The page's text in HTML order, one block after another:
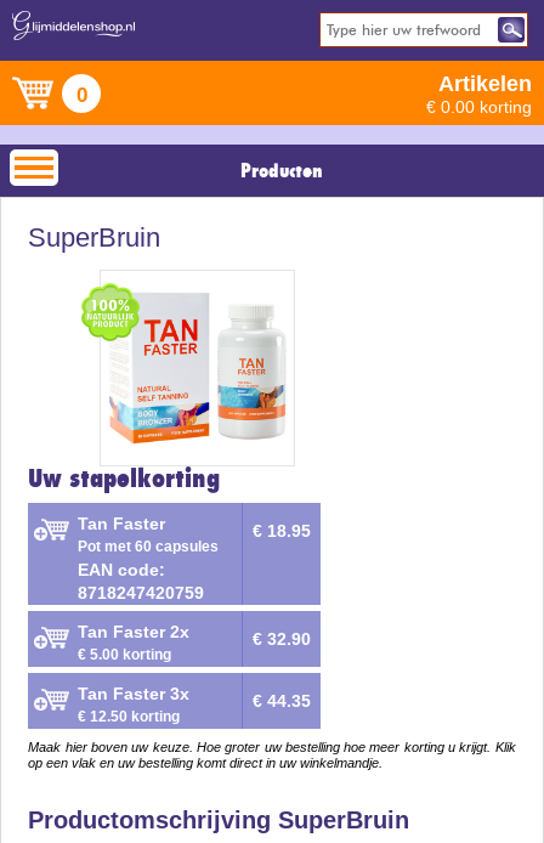
0 Artikelen
€ 0.00 korting
Producten
SuperBruin
Uw stapelkorting
Tan Faster
Pot met 60 capsules
EAN code:
8718247420759
€ 18.95
Tan Faster 2x
€ 5.00 korting
€ 32.90
Tan Faster 3x
€ 12.50 korting
€ 44.35
Maak hier boven uw keuze. Hoe groter uw bestelling hoe meer korting u krijgt. Klik
op een vlak en uw bestelling komt direct in uw winkelmandje.
Productomschrijving SuperBruin